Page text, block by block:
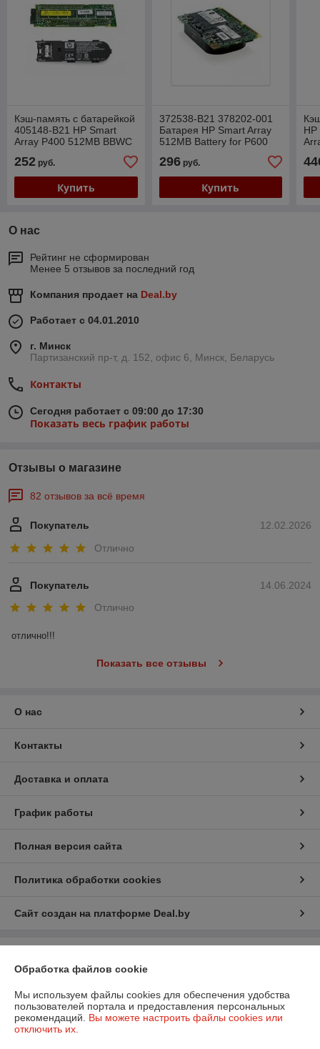
Кэш-память с батарейкой
405148-B21 HP Smart
Array P400 512MB BBWC
252 руб.
Купить
372538-B21 378202-001
Батарея HP Smart Array
512MB Battery for P600
296руб.
Купить
О нас
Рейтинг не сформирован
Менее 5 отзывов за последний год
Компания продает на Deal.by
Работает с 04.01.2010
г. Минск
Партизанский пр-т, д. 152, офис 6, Минск, Беларусь
Контакты
Сегодня работает с 09:00 до 17:30
Показать весь график работы
Отзывы о магазине
82 отзывов за всё время
12.02.2026
Покупатель
Отлично
14.06.2024
Покупатель
Отлично
отлично!!!
Показать все отзывы
О нас
Контакты
Доставка и оплата
График работы
Полная версия сайта
Политика обработки cookies
Сайт создан на платформе Deal.by
г. Минск пр. Партизанский, 152-1а
Регистрационный номер ЕГР: 190706808
Обработка файлов cookie
Мы используем файлы cookies для обеспечения удобства
пользователей портала и предоставления персональных
рекомендаций. Вы можете настроить файлы cookies или
отключить их.